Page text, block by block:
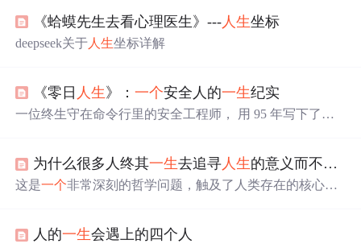
《蛤蟆先生去看心理医生》--- 人生坐标
deepseek关于 人生坐标详解
《零日 人生》：一个安全人的一生纪实
一位终生守在命令行里的安全工程师， 用 95 年写下了他
为什么很多人终其一生去追寻人生的意义而不可得？
这是一个非常深刻的哲学问题，触及了人类存在的核心困
们试图用思维去捕捉意义，也常常会让它从指缝中溜走。
人的一生会遇上的四个人